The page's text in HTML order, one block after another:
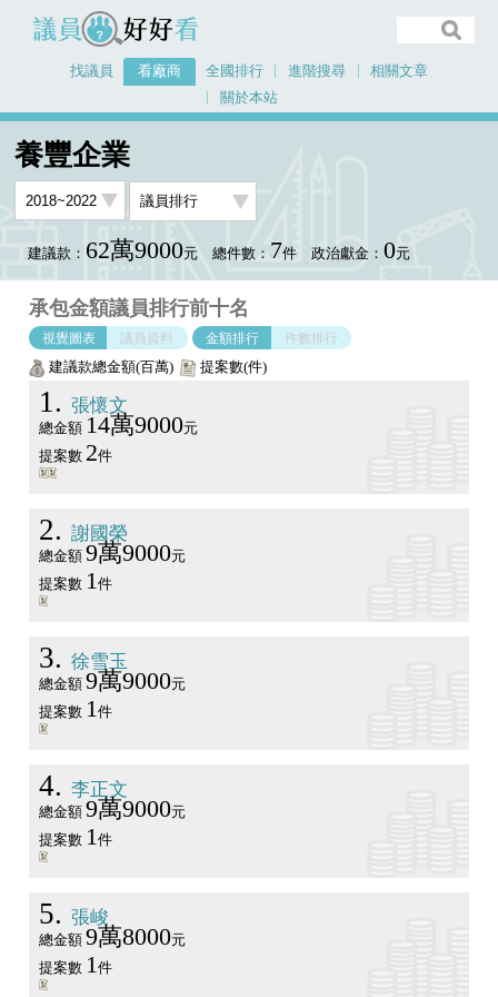
議員好好看
找議員 看廠商 全國排行 進階搜尋
相關文章
關於本站
養豐企業
建議款： 62萬9000元 總件數： 7件 政治獻金： 0元
承包金額議員排行前十名
視覺圖表 議員資料 金額排行 件數排行
建議款總金額(百萬) 提案數(件)
1 張懷文
總金額 14萬9000元
提案數 2件
2 謝國榮
總金額 9萬9000元
提案數 1件
3 徐雪玉
總金額 9萬9000元
提案數 1件
4 李正文
總金額 9萬9000元
提案數 1件
5 張峻
總金額 9萬8000元
提案數 1 件